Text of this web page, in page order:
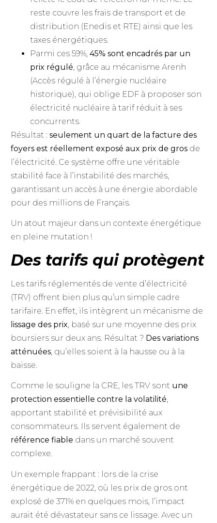
reste couvre les frais de transport et de
distribution (Enedis et RTE) ainsi que les
taxes énergétiques.
Parmi ces 59%,45% sont encadrés par un
prix régulé, grâce au mécanisme Arenh
(Accès régulé à l’énergie nucléaire
historique), qui oblige EDF à proposer son
électricité nucléaire à tarif réduit à ses
concurrents.
Résultat :seulement un quart de la facture des
foyers est réellement exposé aux prix de gros de
l’électricité. Ce système offre une véritable
stabilité face à l’instabilité des marchés,
garantissant un accès à une énergie abordable
pour des millions de Français.
Un atout majeur dans un contexte énergétique
en pleine mutation !
Des tarifs qui protègent
Les tarifs réglementés de vente d’électricité
(TRV) offrent bien plus qu’un simple cadre
tarifaire. En effet, ils intègrent un mécanisme de
lissage des prix , basé sur une moyenne des prix
boursiers sur deux ans. Résultat ? Des variations
atténuées , qu’elles soient à la hausse ou à la
baisse.
Comme le souligne la CRE, les TRV sont une
protection essentielle contre la volatilité,
apportant stabilité et prévisibilité aux
consommateurs. Ils servent également de
référence fiable dans un marché souvent
complexe.
Un exemple frappant : lors de la crise
énergétique de 2022, où les prix de gros ont
explosé de 371% en quelques mois, l’impact
aurait été dévastateur sans ce lissage. Avec un